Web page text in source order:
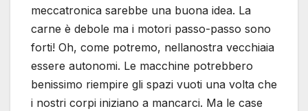
meccatronica sarebbe una buona idea. La
carne è debole ma i motori passo-passo sono
forti! Oh, come potremo, nellanostra vecchiaia
essere autonomi. Le macchine potrebbero
benissimo riempire gli spazi vuoti una volta che
i nostri corpi iniziano a mancarci. Ma le case